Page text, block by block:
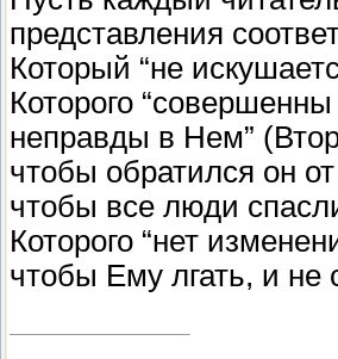
представления
Который “не
Которого
неправды в Нем”
чтобы обратился он
чтобы все люди
Которого “нет
чтобы Ему лгать, и не